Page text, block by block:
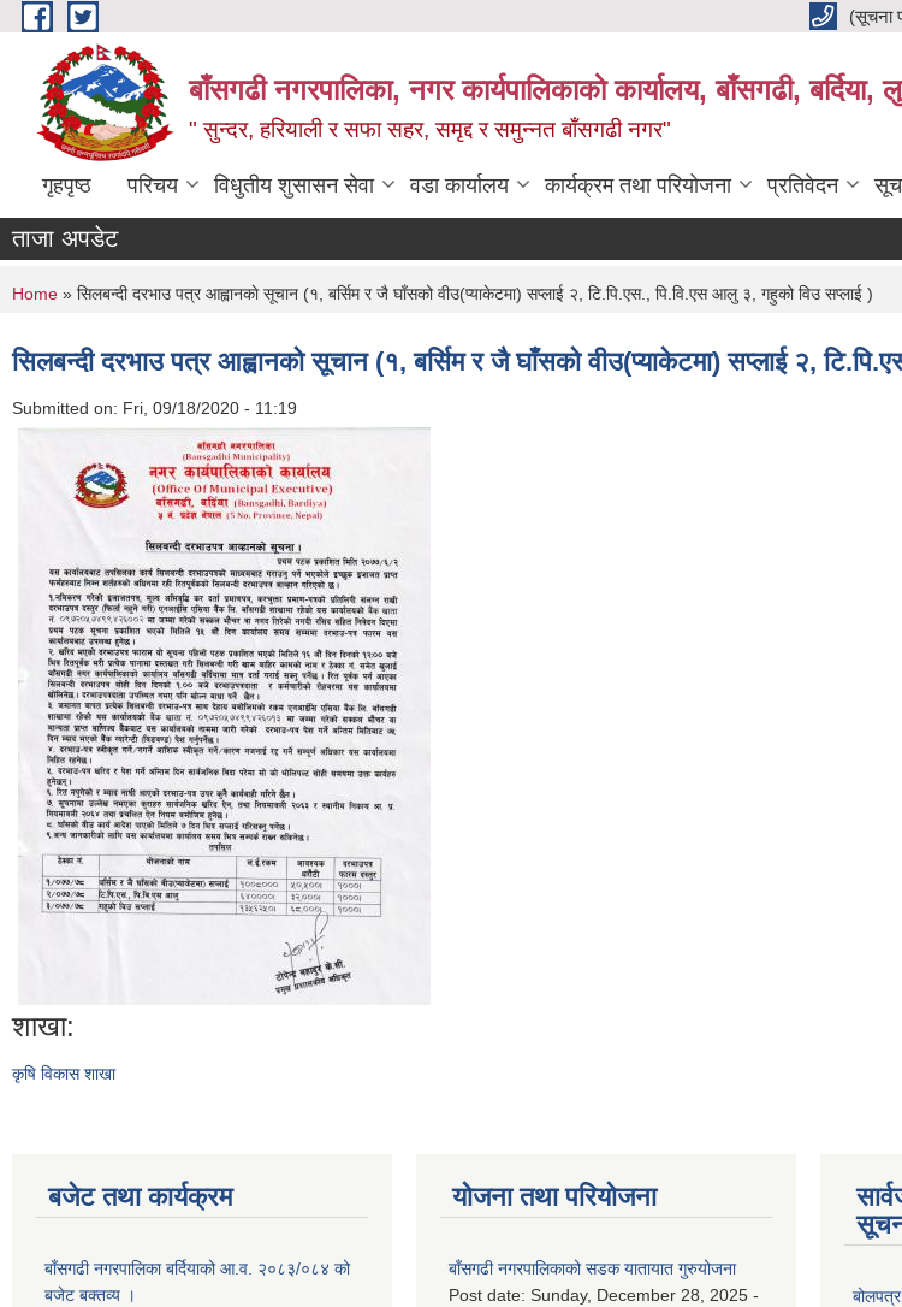
Skip to main content (सूचना
बाँसगढी नगरपालिका, नगर कार्यपालिकाकाे कार्यालय, बाँसगढी, बर्दिया,
" सुन्दर, हरियाली र सफा सहर, समृद्द र समुन्नत बाँसगढी नगर"
गृहपृष्ठ परिचय विधुतीय शुसासन सेवा वडा कार्यालय कार्यक्रम तथा परियोजना प्रतिवेदन
ताजा अपडेट
You are here
Home » सिलबन्दी दरभाउ पत्र आह्वानकाे सूचान (१, बर्सिम र जै घाँसको वीउ(प्याकेटमा) सप्लाई २, टि.पि.एस., पि.वि.एस आलु ३, गहुको विउ सप्लाई )
सिलबन्दी दरभाउ पत्र आह्वानकाे सूचान (१, बर्सिम र जै घाँसको वीउ(प्याकेटमा) सप्लाई २,
Submitted on: Fri, 09/18/2020 - 11:19
शाखा:
कृषि विकास शाखा
बजेट तथा कार्यक्रम
बाँसगढी नगरपालिका बर्दियाको आ.व. २०८३/०८४ को
बजेट बक्तव्य ।
योजना तथा परियोजना
बाँसगढी नगरपालिकाको सडक यातायात गुरुयोजना
Post date: Sunday, December 28, 2025 -